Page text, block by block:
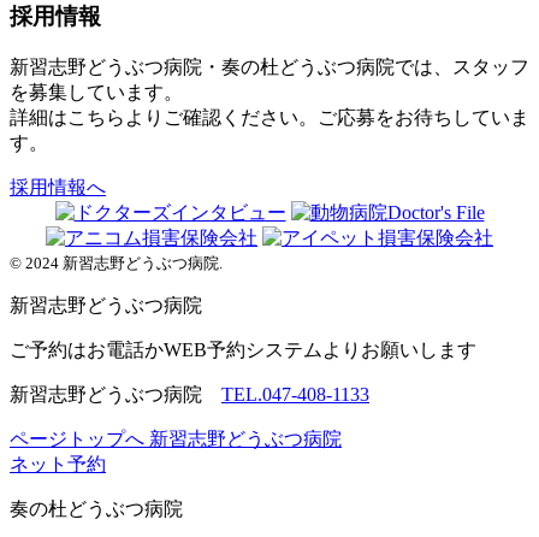
採用情報
新習志野どうぶつ病院・奏の杜どうぶつ病院では、スタッフ
を募集しています。
詳細はこちらよりご確認ください。ご応募をお待ちしていま
す。
採用情報へ
© 2024 新習志野どうぶつ病院.
新習志野どうぶつ病院
ご予約はお電話かWEB予約システムよりお願いします
新習志野どうぶつ病院 TEL.047-408-1133
ページトップへ 新習志野どうぶつ病院
ネット予約
奏の杜どうぶつ病院